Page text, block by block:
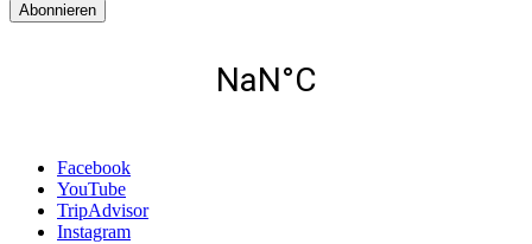
Abonnieren
Facebook
YouTube
TripAdvisor
Instagram